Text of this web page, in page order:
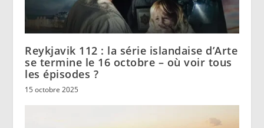
Reykjavik 112 : la série islandaise d’Arte
se termine le 16 octobre – où voir tous
les épisodes ?
15 octobre 2025